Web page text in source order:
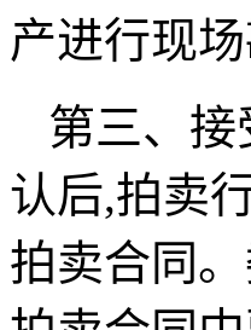
产进行现场
第三、
认后,拍卖
拍卖合同